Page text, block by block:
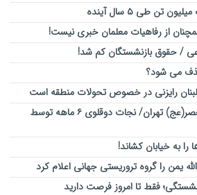
طی ۵ سال آینده
/ حقوق بازنشستگان کم شد!
می شود؟
رایزنی در خصوص تحولات منطقه است
آتش‌سوزی در میدان ولیعصر(عج) تهران/ نجات دوقلوی ۶ ماهه توسط
به خیابان کشاند!
یمن را گروه تروریستی جهانی اعلام کرد
فقط تا امروز فرصت دارید